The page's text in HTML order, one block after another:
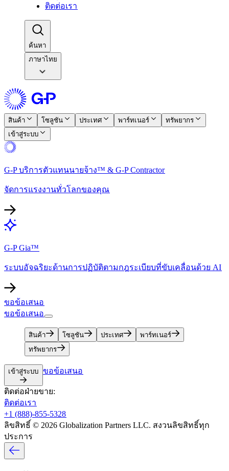
ติดต่อเรา​​
ค้นหา​​
ภาษาไทย
สินค้า​​ โซลูชัน​​ ประเทศ​​ พาร์ทเนอร์​​
ทรัพยากร​​
เข้าสู่ระบบ​​
G-P บริการตัวแทนนายจ้าง™ & G-P Contractor​​
จัดการแรงงานทั่วโลกของคุณ​​
G-P Gia™​​
ระบบอัจฉริยะด้านการปฏิบัติตามกฎระเบียบที่ขับเคลื่อนด้วย AI​​
ขอข้อเสนอ​​
ขอข้อเสนอ​​
สินค้า​​ โซลูชัน​​ ประเทศ​​
พาร์ทเนอร์​​
ทรัพยากร​​
เข้าสู่ระบบ​​ ขอข้อเสนอ​​
ติดต่อฝ่ายขาย:​​
ติดต่อเรา​​
+1 (888)-855-5328​​
ลิขสิทธิ์ © 2026 Globalization Partners LLC. สงวนลิขสิทธิ์ทุก
ประการ​​